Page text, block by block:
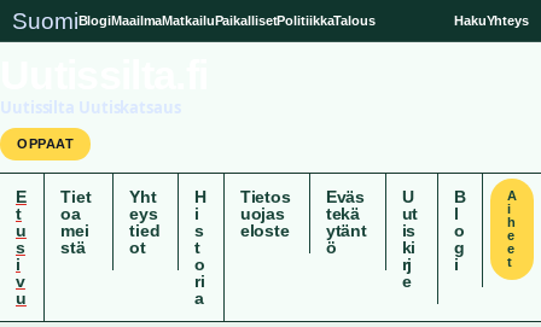
SuomiBlogiMaailmaMatkailuPaikallisetPolitiikkaTalous HakuYhteys
Uutissilta Uutiskatsaus
OPPAAT
E
t
u
s
i
v
u
Tiet
oa
mei
stä
Yht
eys
tied
ot
H
i
s
t
o
ri
a
Tietos
uojas
eloste
Eväs
tekä
ytänt
ö
U
ut
is
ki
rj
e
B
l
o
g
i
A
i
h
e
e
t